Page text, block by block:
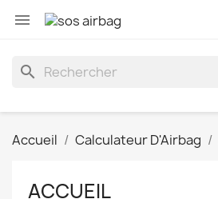

search
Accueil Calculateur D'Airbag
ACCUEIL